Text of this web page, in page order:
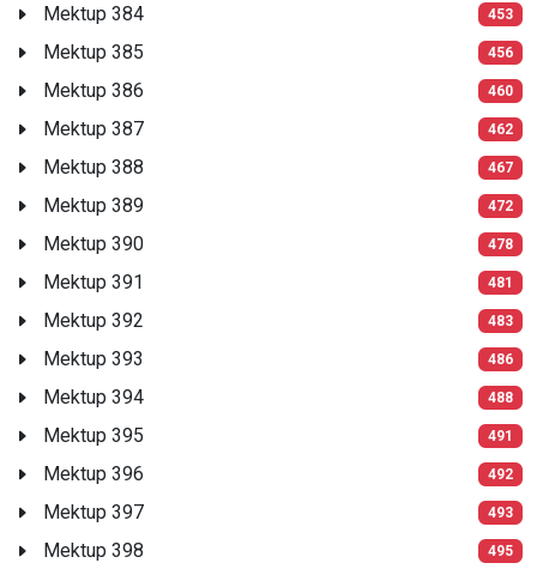
Mektup 384 453
Mektup 385 456
Mektup 386 460
Mektup 387 462
Mektup 388 467
Mektup 389 472
Mektup 390 478
Mektup 391 481
Mektup 392 483
Mektup 393 486
Mektup 394 488
Mektup 395 491
Mektup 396 492
Mektup 397 493
Mektup 398 495